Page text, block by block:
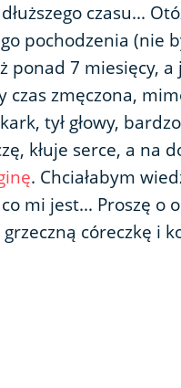
czasu...
pochodzenia (nie
ponad 7 miesięcy,
czas zmęczona,
tył głowy,
kłuje serce, a na
. Chciałabym
mi jest... Proszę o
córeczkę i